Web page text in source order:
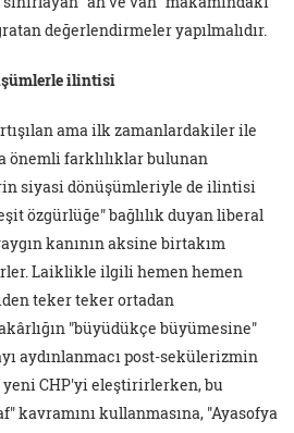
değerlendirmeler yapılmalıdır.
ilintisi
ama ilk zamanlardakiler ile
önemli farklılıklar bulunan
siyasi dönüşümleriyle de ilintisi
özgürlüğe" bağlılık duyan liberal
kanının aksine birtakım
Laiklikle ilgili hemen hemen
teker teker ortadan
"büyüdükçe büyümesine"
aydınlanmacı post-sekülerizmin
CHP'yi eleştirirlerken, bu
kullanmasına, "Ayasofya